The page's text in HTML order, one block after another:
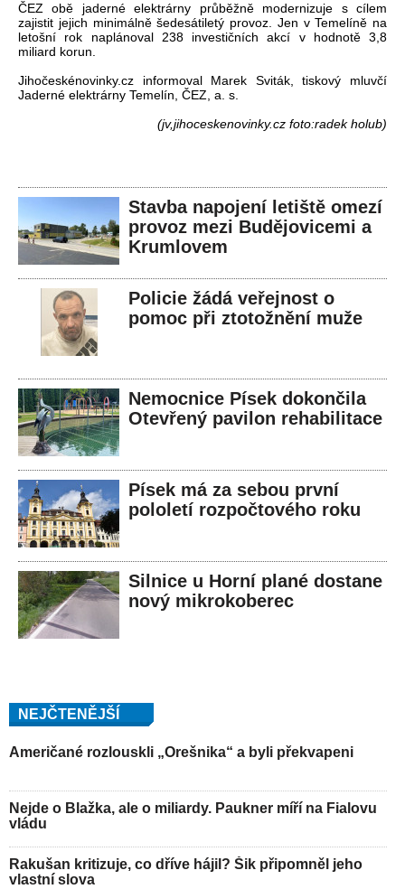
ČEZ obě jaderné elektrárny průběžně modernizuje s cílem
zajistit jejich minimálně šedesátiletý provoz. Jen v Temelíně na
letošní rok naplánoval 238 investičních akcí v hodnotě 3,8
miliard korun.
Jihočeskénovinky.cz informoval Marek Sviták, tiskový mluvčí
Jaderné elektrárny Temelín, ČEZ, a. s.
(jv,jihoceskenovinky.cz foto:radek holub)
Stavba napojení letiště omezí
provoz mezi Budějovicemi a
Krumlovem
Policie žádá veřejnost o
pomoc při ztotožnění muže
Nemocnice Písek dokončila
Otevřený pavilon rehabilitace
Písek má za sebou první
pololetí rozpočtového roku
Silnice u Horní plané dostane
nový mikrokoberec
NEJČTENĚJŠÍ
Američané rozlouskli „Orešnika“ a byli překvapeni
Nejde o Blažka, ale o miliardy. Paukner míří na Fialovu
vládu
Rakušan kritizuje, co dříve hájil? Šik připomněl jeho
vlastní slova